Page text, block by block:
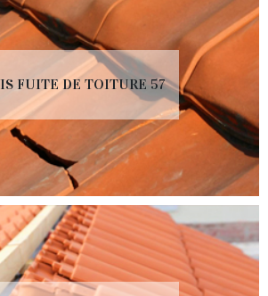
FUITE DE TOITURE 57